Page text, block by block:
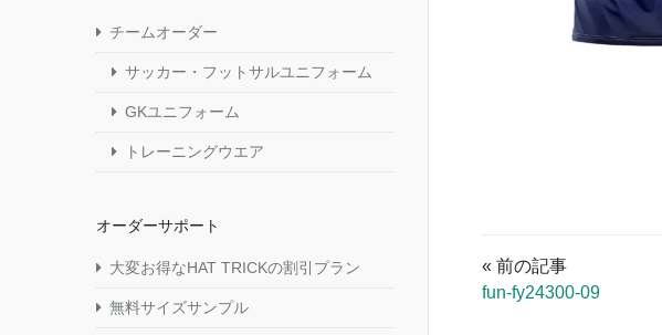
« 前の記事
fun-fy24300-09
チームオーダー
サッカー・フットサルユニフォーム
GKユニフォーム
トレーニングウエア
オーダーサポート
大変お得なHAT TRICKの割引プラン
無料サイズサンプル